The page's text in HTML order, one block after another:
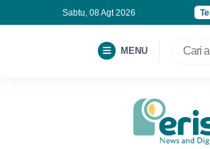
Sabtu, 08 Agt 2026
MENU